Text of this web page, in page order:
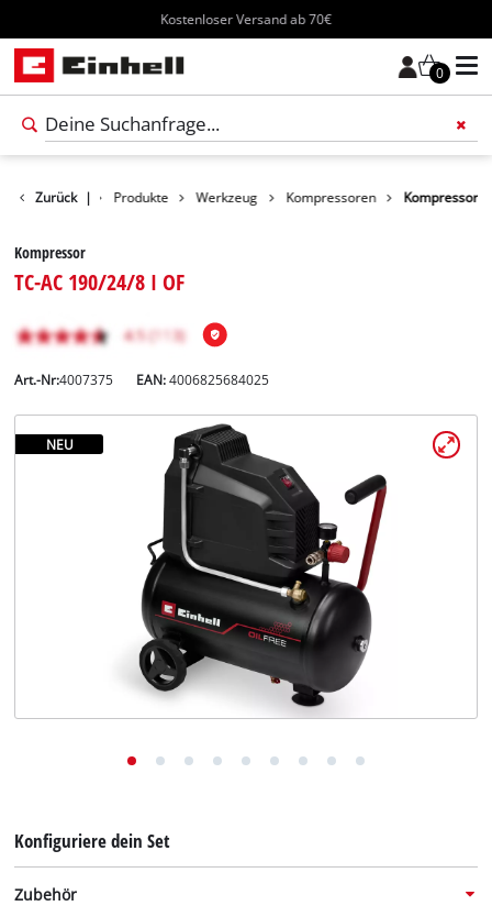
Kostenloser Versand ab 70€
0
Zurück | Produkte Werkzeug Kompressoren Kompressor
Kompressor
TC-AC 190/24/8 I OF
Art.-Nr:4007375 EAN:4006825684025
NEU
Konfiguriere dein Set
Zubehör